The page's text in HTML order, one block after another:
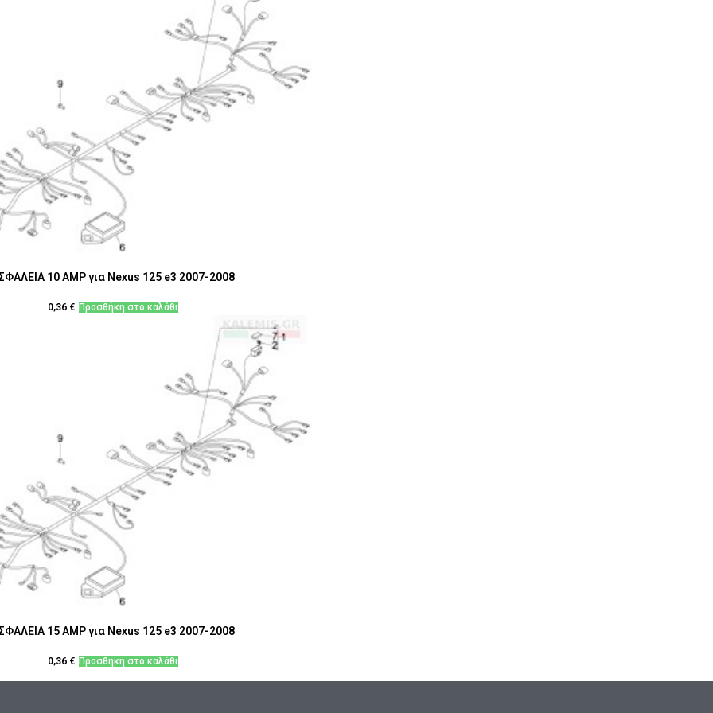
10 AMP για Nexus 125 e3 2007-2008
0,36 € Προσθήκη στο καλάθι
15 AMP για Nexus 125 e3 2007-2008
0,36 € Προσθήκη στο καλάθι